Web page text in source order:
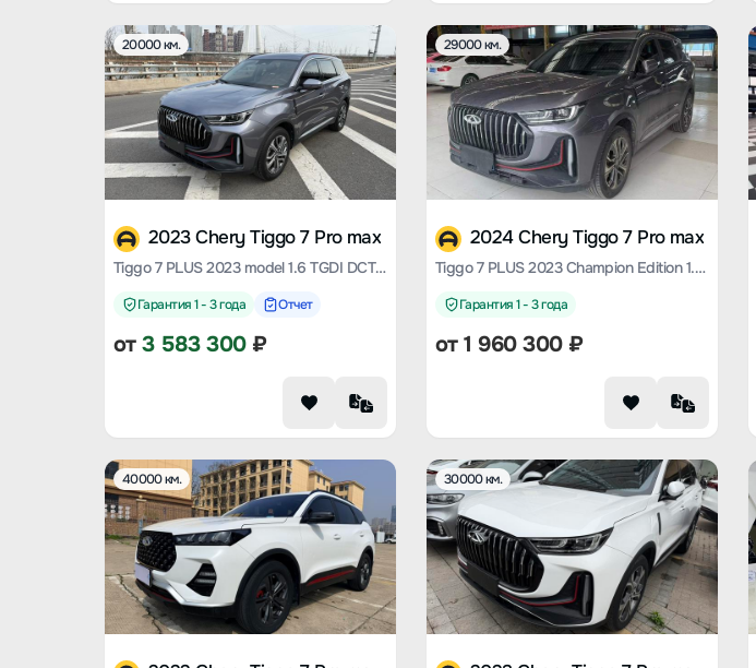
20000 км.
2023 Chery Tiggo 7 Pro max
Tiggo 7 PLUS 2023 model 1.6 TGDI DCT Premium Type
Гарантия 1 - 3 года Отчет
от3 583 300₽
29000 км.
2024 Chery Tiggo 7 Pro max
Tiggo 7 PLUS 2023 Champion Edition 1.5 TCI CVT Extraordinary Type
Гарантия 1 - 3 года
от1 960 300₽
40000 км. 30000 км.